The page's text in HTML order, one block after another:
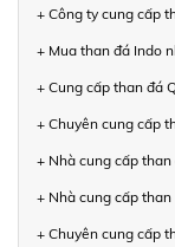
+ Công ty cung cấp
+ Mua than đá Indo
+ Cung cấp than đá
+ Chuyên cung cấp
+ Nhà cung cấp
+ Nhà cung cấp
+ Chuyên cung cấp